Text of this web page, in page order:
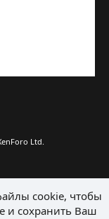
Ltd.
cookie, чтобы
и сохранить Ваш